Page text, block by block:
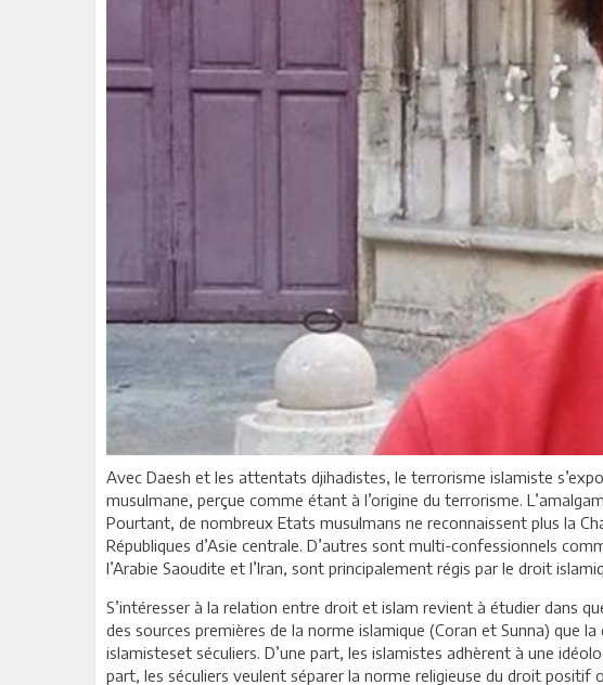
Avec Daesh et les attentats djihadistes, le terrorisme islamiste
musulmane, perçue comme étant à l’origine du terrorisme.
Pourtant, de nombreux Etats musulmans ne reconnaissent plus la
Républiques d’Asie centrale. D’autres sont multi-confessionnels
l’Arabie Saoudite et l’Iran, sont principalement régis par le droit
S’intéresser à la relation entre droit et islam revient à étudier dans
des sources premières de la norme islamique (Coran et Sunna) que
islamisteset séculiers. D’une part, les islamistes adhèrent à une
part, les séculiers veulent séparer la norme religieuse du droit positif